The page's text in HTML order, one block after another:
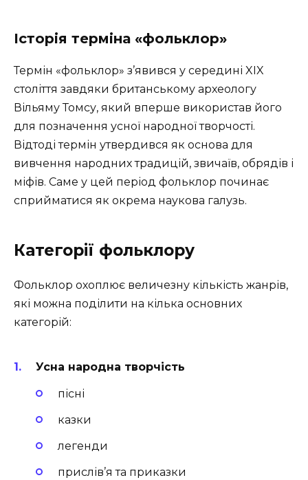
Історія терміна «фольклор»
Термін «фольклор» з’явився у середині XIX
століття завдяки британському археологу
Вільяму Томсу, який вперше використав його
для позначення усної народної творчості.
Відтоді термін утвердився як основа для
вивчення народних традицій, звичаїв, обрядів і
міфів. Саме у цей період фольклор починає
сприйматися як окрема наукова галузь.
Категорії фольклору
Фольклор охоплює величезну кількість жанрів,
які можна поділити на кілька основних
категорій:
Усна народна творчість
пісні
казки
легенди
прислів’я та приказки